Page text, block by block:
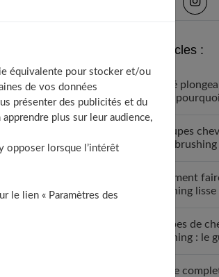
Derniers articles :
Carré
fins :
7 coupes
sans
Comment
brushing
Coupes de
brushing : le
Guide
équivalente pour stocker et/ou
de vos données
présenter des publicités et du
plus sur leur audience,
opposer lorsque l’intérêt
le lien « Paramètres des